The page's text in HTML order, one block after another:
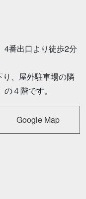
4番出口より徒歩2分
、屋外駐車場の隣
４階です。
Google Map